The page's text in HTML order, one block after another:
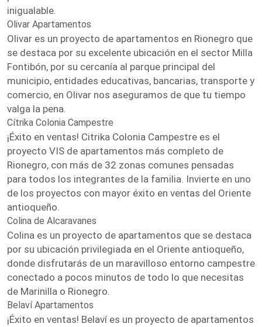
inigualable.
Olivar Apartamentos
Olivar es un proyecto de apartamentos en Rionegro que
se destaca por su excelente ubicación en el sector Milla
Fontibón, por su cercanía al parque principal del
municipio, entidades educativas, bancarias, transporte y
comercio, en Olivar nos aseguramos de que tu tiempo
valga la pena.
Cítrika Colonia Campestre
¡Éxito en ventas! Citrika Colonia Campestre es el
proyecto VIS de apartamentos más completo de
Rionegro, con más de 32 zonas comunes pensadas
para todos los integrantes de la familia. Invierte en uno
de los proyectos con mayor éxito en ventas del Oriente
antioqueño.
Colina de Alcaravanes
Colina es un proyecto de apartamentos que se destaca
por su ubicación privilegiada en el Oriente antioqueño,
donde disfrutarás de un maravilloso entorno campestre
conectado a pocos minutos de todo lo que necesitas
de Marinilla o Rionegro.
Belaví Apartamentos
¡Éxito en ventas! Belaví es un proyecto de apartamentos